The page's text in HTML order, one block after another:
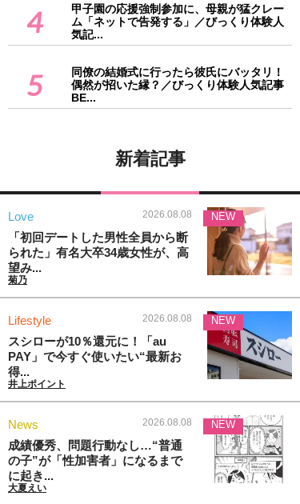
4
甲子園の応援強制参加に、母親が猛クレー
ム「ネットで告発する」／びっくり体験人
気記...
5
同僚の結婚式に行ったら彼氏にバッタリ！
偶然が招いた縁？／びっくり体験人気記事
BE...
新着記事
Love 2026.08.08
「初回デートした男性全員から断
られた」有名大卒34歳女性が、高
望み...
菊乃
NEW
Lifestyle 2026.08.08
スシローが10％還元に！「au
PAY」で今すぐ使いたい“最新お
得...
井上ポイント
NEW
News 2026.08.08
成績優秀、問題行動なし…“普通
の子”が「性加害者」になるまで
に起き...
大夏えい
NEW